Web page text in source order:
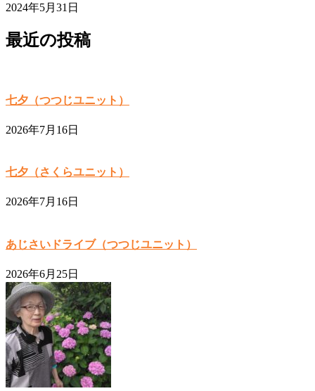
2024年5月31日
最近の投稿
七夕（つつじユニット）
2026年7月16日
七夕（さくらユニット）
2026年7月16日
あじさいドライブ（つつじユニット）
2026年6月25日